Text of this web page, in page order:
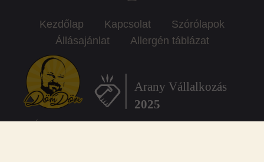
Kezdőlap Kapcsolat
Szórólapok
Állásajánlat
Allergén táblázat